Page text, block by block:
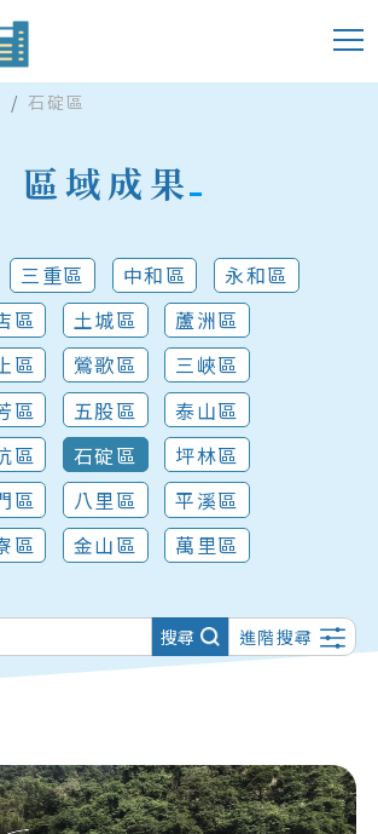
石碇區
區域成果
三重區 中和區
永和區
區 土城區
蘆洲區
區 鶯歌區
三峽區
區 五股區
泰山區
區 石碇區
坪林區
區 八里區
平溪區
區 金山區
萬里區
搜尋 進階搜尋